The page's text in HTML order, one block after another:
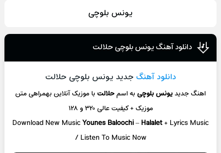
یونس بلوچی
دانلود آهنگ یونس بلوچی حلالت
دانلود آهنگ جدید یونس بلوچی حلالت
اهنگ جدیدیونس بلوچیبه اسمحلالتبا موزیک آنلاینبهمراهی متن
موزیک + کیفیت عالی ۳۲۰ و ۱۲۸
Download New MusicYounes Baloochi– Halalet+ Lyrics Music
/ Listen To Music Now